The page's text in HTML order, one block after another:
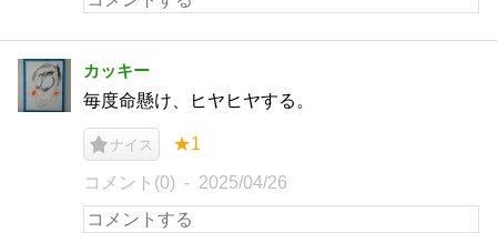
カッキー
毎度命懸け、ヒヤヒヤする。
ナイス ★1
コメント(0) 2025/04/26